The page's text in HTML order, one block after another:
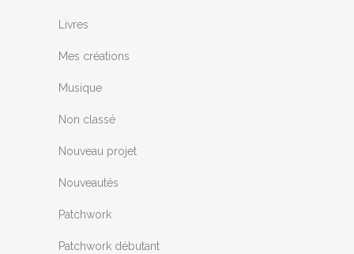
Livres
Mes créations
Musique
Non classé
Nouveau projet
Nouveautés
Patchwork
Patchwork débutant